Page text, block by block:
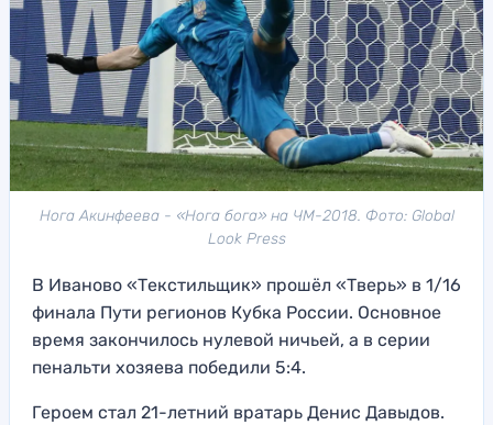
Нога Акинфеева - «Нога бога» на ЧМ-2018. Фото: Global
Look Press
В Иваново «Текстильщик» прошёл «Тверь» в 1/16
финала Пути регионов Кубка России. Основное
время закончилось нулевой ничьей, а в серии
пенальти хозяева победили 5:4.
Героем стал 21-летний вратарь Денис Давыдов.